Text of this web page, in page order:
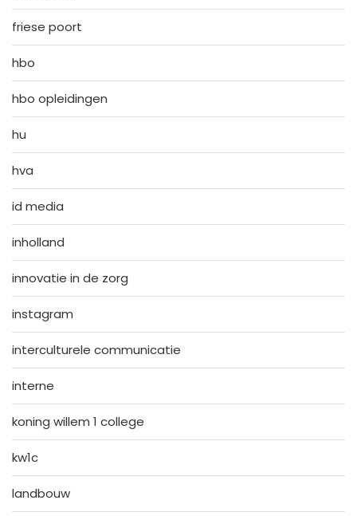
friese poort
hbo
hbo opleidingen
hu
hva
id media
inholland
innovatie in de zorg
instagram
interculturele communicatie
interne
koning willem 1 college
kw1c
landbouw